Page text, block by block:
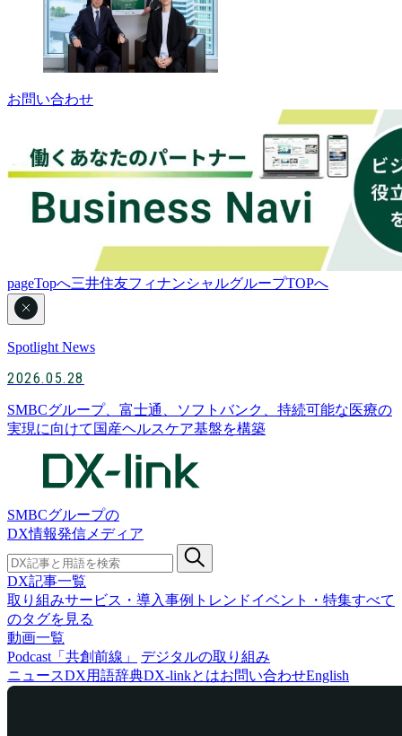
お問い合わせ
pageTopへ三井住友フィナンシャルグループTOPへ
Spotlight News
2026.05.28
SMBCグループ、富士通、ソフトバンク、持続可能な医療の
実現に向けて国産ヘルスケア基盤を構築
SMBCグループの
DX情報発信メディア
DX記事一覧
取り組みサービス・導入事例 トレンドイベント・特集すべて
のタグを見る
動画一覧
Podcast「共創前線」
デジタルの取り組み
ニュースDX用語辞典DX-linkとはお問い合わせEnglish